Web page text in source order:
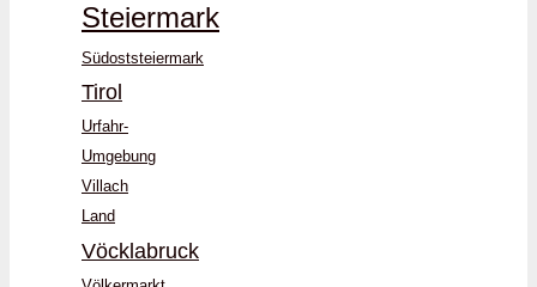
Steiermark
Südoststeiermark
Tirol
Urfahr-
Umgebung
Villach
Land
Vöcklabruck